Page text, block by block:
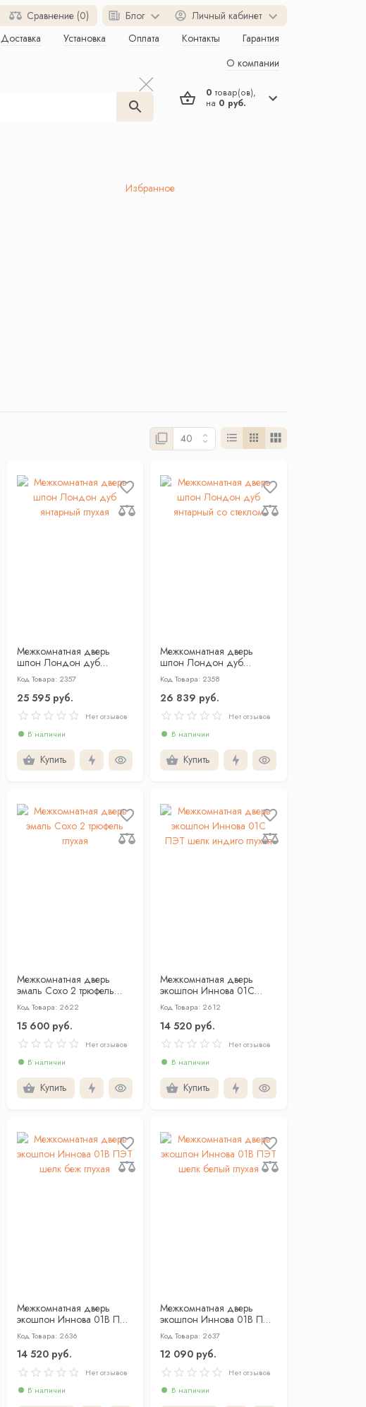
Сравнение (0) Блог Личный кабинет
Доставка Установка Оплата Контакты
Гарантия
О компании
0 товар(ов),
на 0 руб.
Избранное
Межкомнатная дверь
шпон Лондон дуб
янтарный глухая
Код Товара: 2357
25 595 руб.
Нет отзывов
В наличии
Купить
Межкомнатная дверь
шпон Лондон дуб
янтарный со стеклом
Код Товара: 2358
26 839 руб.
Нет отзывов
В наличии
Купить
Межкомнатная дверь
эмаль Сохо 2 трюфель
глухая
Код Товара: 2622
15 600 руб.
Нет отзывов
В наличии
Купить
Межкомнатная дверь
экошпон Иннова 01С
ПЭТ шелк индиго глухая
Код Товара: 2612
14 520 руб.
Нет отзывов
В наличии
Купить
Межкомнатная дверь
экошпон Иннова 01В ПЭТ
шелк беж глухая
Код Товара: 2636
14 520 руб.
Нет отзывов
В наличии
Межкомнатная дверь
экошпон Иннова 01В ПЭТ
шелк белый глухая
Код Товара: 2637
12 090 руб.
Нет отзывов
В наличии